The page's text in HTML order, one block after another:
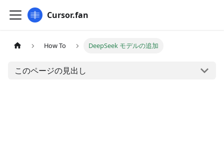
Cursor.fan
How To DeepSeek モデルの追加
このページの見出し